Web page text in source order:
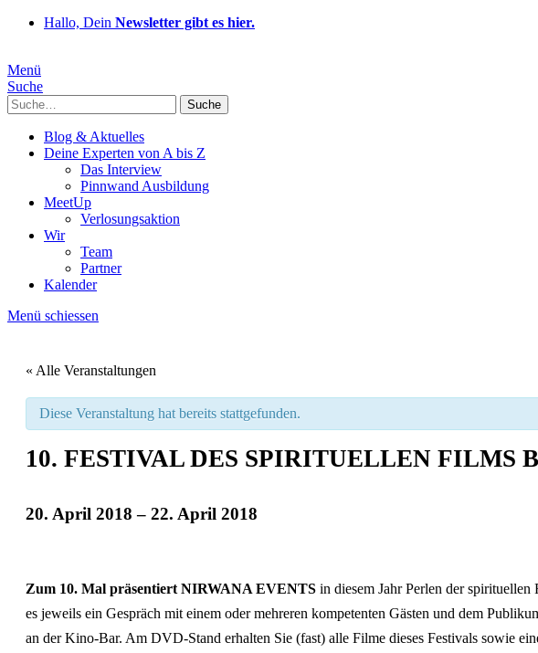
Hallo, Dein Newsletter gibt es hier.
Menü
Suche
Suche
Blog & Aktuelles
Deine Experten von A bis Z
Das Interview
Pinnwand Ausbildung
MeetUp
Verlosungsaktion
Wir
Team
Partner
Kalender
Menü schiessen
« Alle Veranstaltungen
Diese Veranstaltung hat bereits stattgefunden.
10. FESTIVAL DES SPIRITUELLEN FILMS
20. April 2018 – 22. April 2018
Zum 10. Mal präsentiert NIRWANA EVENTS in diesem Jahr Perlen der
es jeweils ein Gespräch mit einem oder mehreren kompetenten Gästen und dem
an der Kino-Bar. Am DVD-Stand erhalten Sie (fast) alle Filme dieses Festivals sowie